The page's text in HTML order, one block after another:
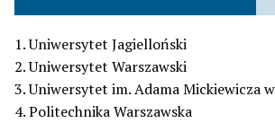
1. Uniwersytet Jagielloński
2. Uniwersytet Warszawski
3. Uniwersytet im. Adama Mickiewicza
4. Politechnika Warszawska